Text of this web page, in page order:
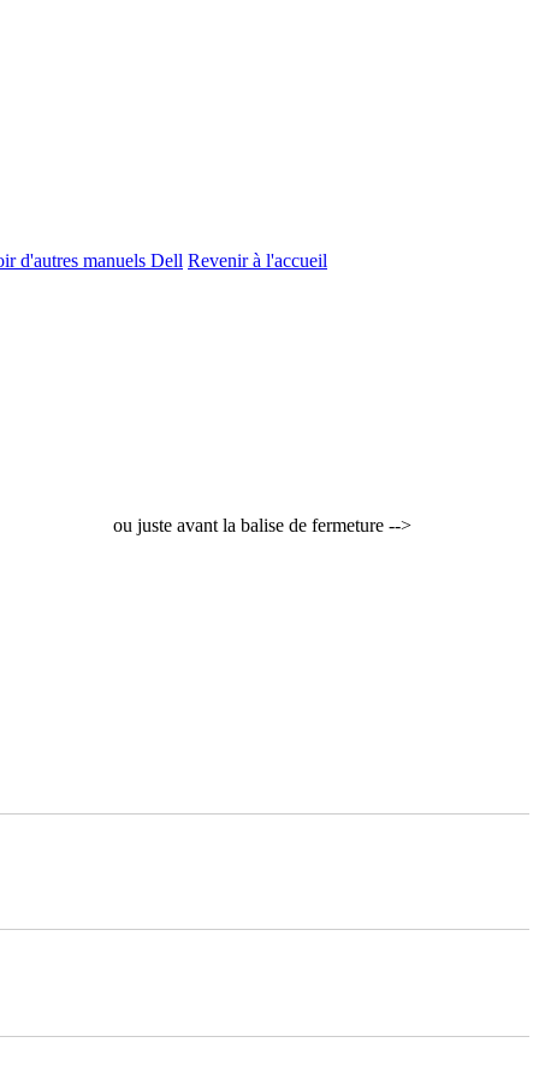
d'autres manuels Dell Revenir à l'accueil
ou juste avant la balise de fermeture -->